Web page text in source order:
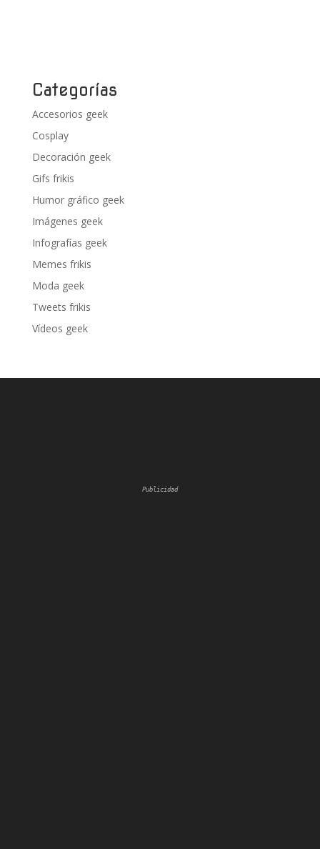
Categorías
Accesorios geek
Cosplay
Decoración geek
Gifs frikis
Humor gráfico geek
Imágenes geek
Infografías geek
Memes frikis
Moda geek
Tweets frikis
Vídeos geek
Publicidad